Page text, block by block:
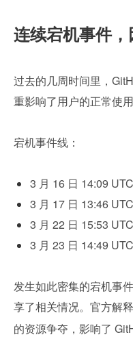
连续宕机事件
过去的几周时间里，
重影响了用户的正常使用
宕机事件线：
3 月 16 日 14:09
3 月 17 日 13:46
3 月 22 日 15:53
3 月 23 日 14:49
发生如此密集的宕机事
享了相关情况。官方解
的资源争夺，影响了